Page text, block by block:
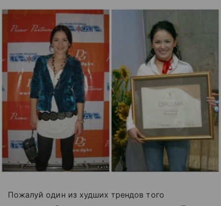
Пожалуй один из худших трендов того